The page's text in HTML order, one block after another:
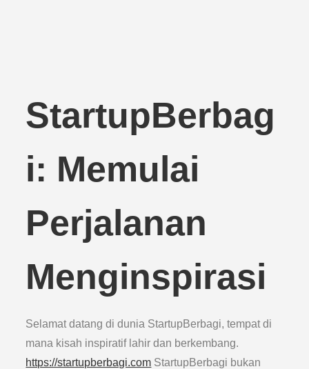
StartupBerbag
i: Memulai
Perjalanan
Menginspirasi
Selamat datang di dunia StartupBerbagi, tempat di
mana kisah inspiratif lahir dan berkembang.
https://startupberbagi.com StartupBerbagi bukan